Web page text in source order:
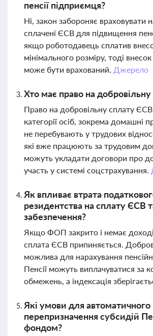
пенсії підприємця?
Ні, закон забороняє враховувати
сплачені ЄСВ для підвищення
якщо роботодавець сплатив
мінімального розміру, тоді
може бути врахований. Джерело
Хто має право на
Право на добровільну сплату
категорії осіб, зокрема домашні
не перебувають у трудових
які вже працюють за трудовим
можуть укладати договори про
участь у системі соцстрахування.
Як впливає втрата
резидентства на сплату ЄСВ
забезпечення?
Якщо ФОП закрито і немає
сплата ЄСВ припиняється.
можлива для нарахування
Пенсії можуть виплачуватися за
обмежень, а індексація
Які умови для автоматичного
перепризначення субсидій
фондом?